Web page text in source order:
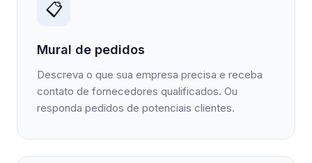
📋
Mural de pedidos
Descreva o que sua empresa precisa e receba
contato de fornecedores qualificados. Ou
responda pedidos de potenciais clientes.